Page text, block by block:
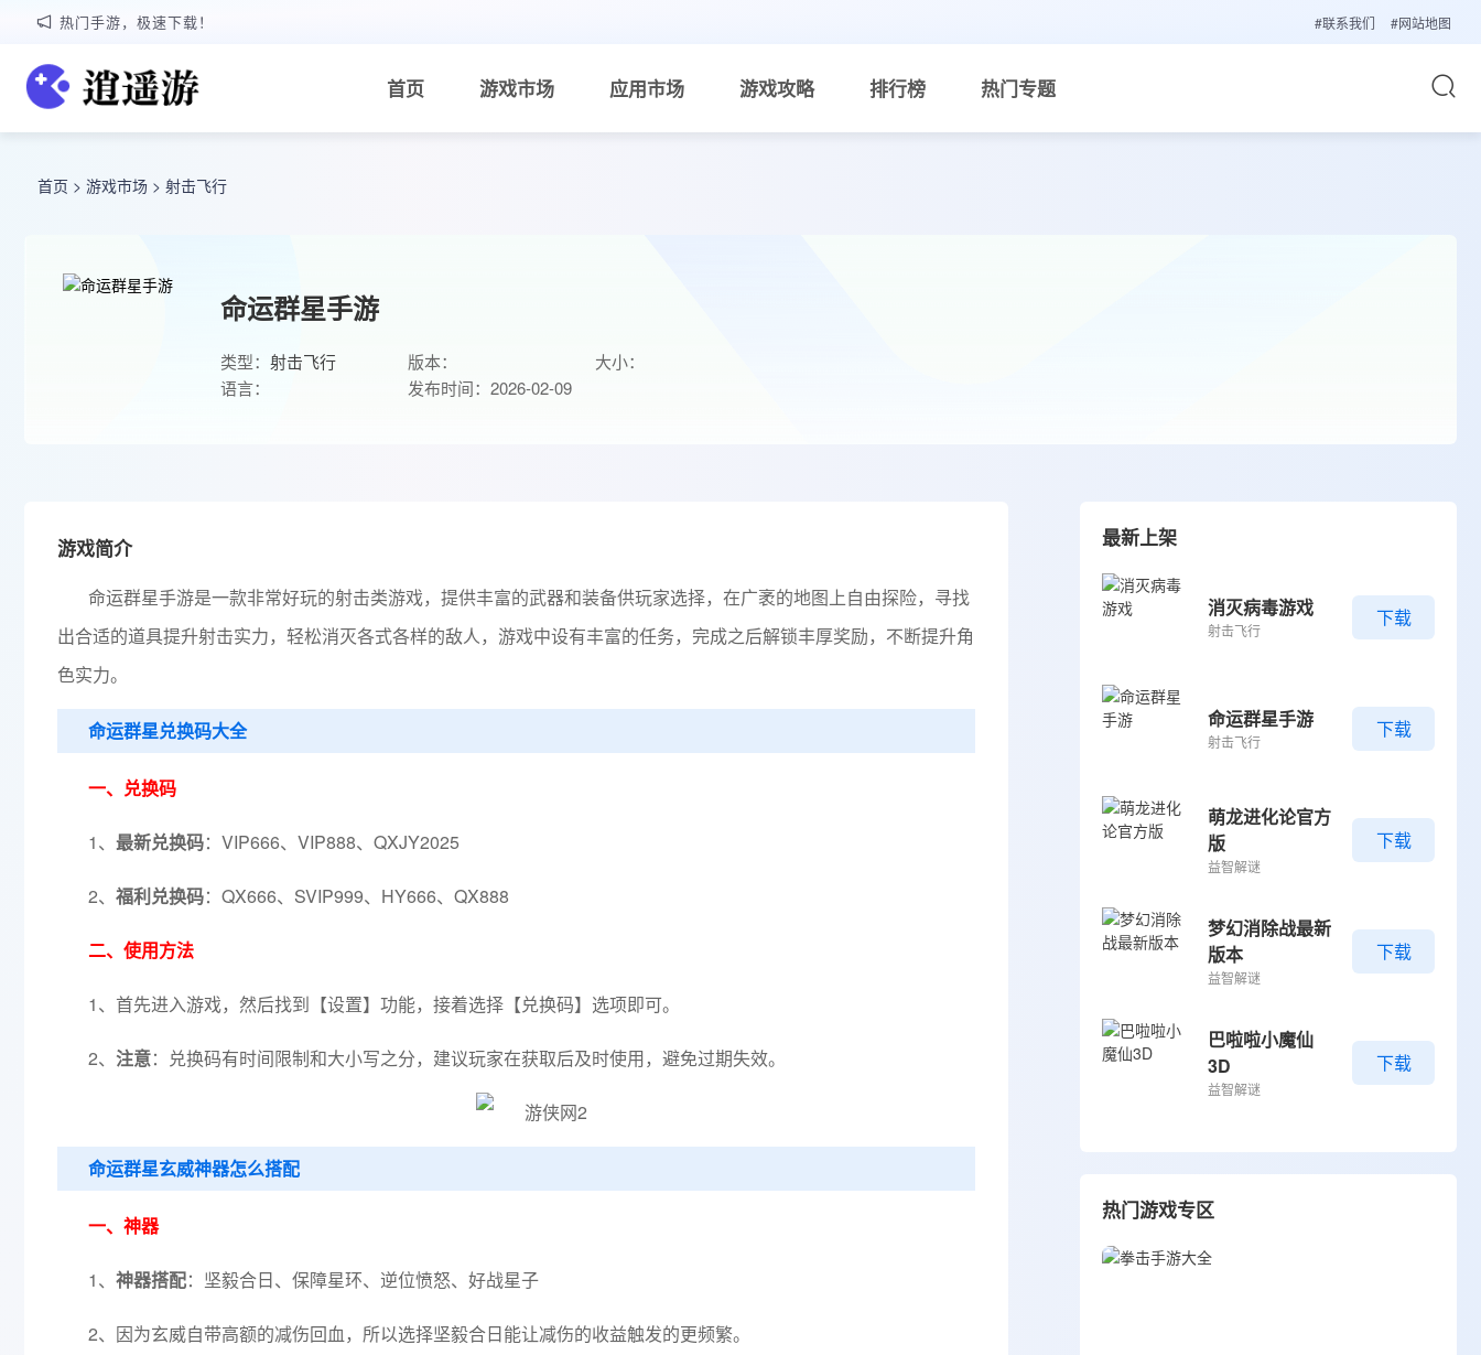
热门手游，极速下载！ #联系我们 #网站地图
首页 游戏市场 应用市场 游戏攻略 排行榜 热门专题
首页 > 游戏市场 > 射击飞行
命运群星手游
类型： 射击飞行 版本：
大小：
语言：
发布时间：2026-02-09
游戏简介
命运群星手游是一款非常好玩的射击类游戏，提供丰富的武器和装备供玩家选择，在广袤的地图上自由探险，寻找
出合适的道具提升射击实力，轻松消灭各式各样的敌人，游戏中设有丰富的任务，完成之后解锁丰厚奖励，不断提升角
色实力。
命运群星兑换码大全
一、兑换码
1、 最新兑换码：VIP666、VIP888、QXJY2025
2、 福利兑换码：QX666、SVIP999、HY666、QX888
二、使用方法
1、首先进入游戏，然后找到【设置】功能，接着选择【兑换码】选项即可。
2、 注意：兑换码有时间限制和大小写之分，建议玩家在获取后及时使用，避免过期失效。
命运群星玄威神器怎么搭配
一、神器
1、 神器搭配：坚毅合日、保障星环、逆位愤怒、好战星子
2、因为玄威自带高额的减伤回血，所以选择坚毅合日能让减伤的收益触发的更频繁。
最新上架
消灭病毒游戏
射击飞行
下载
命运群星手游
射击飞行
下载
萌龙进化论官方
版
益智解谜
下载
梦幻消除战最新
版本
益智解谜
下载
巴啦啦小魔仙
3D
益智解谜
下载
热门游戏专区